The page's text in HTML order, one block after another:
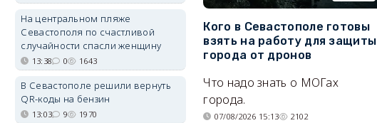
Кого в Севастополе готовы
взять на работу для защиты
города от дронов
Что надо знать о МОГах
города.
07/08/2026 15:13 2102
На центральном пляже
Севастополя по счастливой
случайности спасли женщину
13:38 0 1643
В Севастополе решили вернуть
QR-коды на бензин
13:03 9 1970